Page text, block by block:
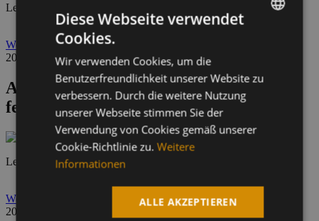
Leider ist der Eintrag nur auf Magyar verfügbar.
Weiter
2024.04.26
A kanál gyorscserélő előnyei és
felhasználási lehetőségei
Leider ist der Eintrag nur auf Magyar verfügbar.
Weiter
2023.08.25
Diese Webseite verwendet
Cookies.
Wir verwenden Cookies, um die
Benutzerfreundlichkeit unserer Website zu
verbessern. Durch die weitere Nutzung
unserer Webseite stimmen Sie der
Verwendung von Cookies gemäß unserer
Cookie-Richtlinie zu. Weitere
Informationen
ALLE AKZEPTIEREN